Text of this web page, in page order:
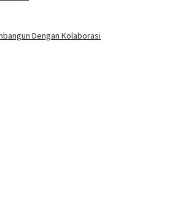
Dengan Kolaborasi